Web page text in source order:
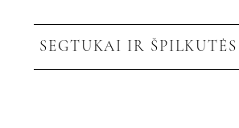
SEGTUKAI IR ŠPILKUTĖS